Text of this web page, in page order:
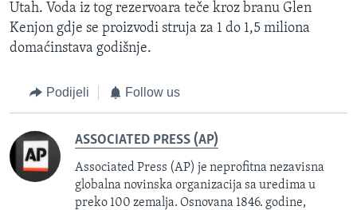
Utah. Voda iz tog rezervoara teče kroz branu Glen
Kenjon gdje se proizvodi struja za 1 do 1,5 miliona
domaćinstava godišnje.
Podijeli Follow us
ASSOCIATED PRESS (AP)
Associated Press (AP) je neprofitna nezavisna
globalna novinska organizacija sa uredima u
preko 100 zemalja. Osnovana 1846. godine,